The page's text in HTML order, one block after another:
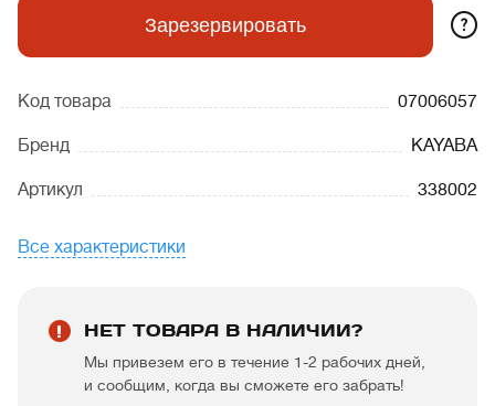
Зарезервировать ?
Код товара 07006057
Бренд KAYABA
Артикул 338002
Все характеристики
НЕТ ТОВАРА В НАЛИЧИИ?
Мы привезем его в течение 1-2 рабочих дней,
и сообщим, когда вы сможете его забрать!